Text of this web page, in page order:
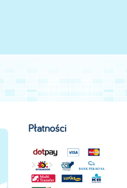
Płatności